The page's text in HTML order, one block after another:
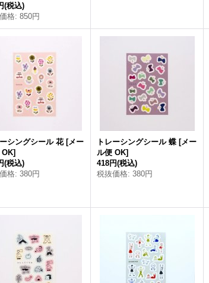
(税込)
格: 850円
ーシングシール 花 [メー
OK]
(税込)
格: 380円
トレーシングシール 蝶 [メー
ル便 OK]
418円(税込)
税抜価格: 380円